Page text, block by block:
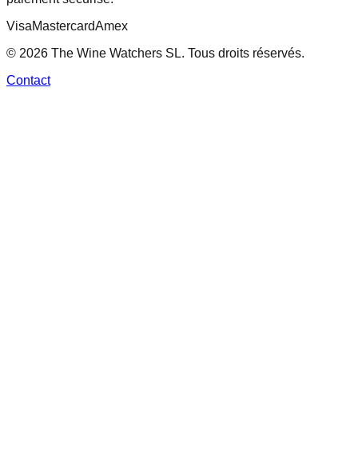
VisaMastercardAmex
© 2026 The Wine Watchers SL. Tous droits réservés.
Contact